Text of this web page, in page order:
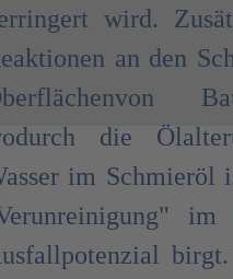
wird.
an den
die
im Schmieröl